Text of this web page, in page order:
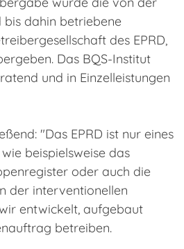
bis dahin betriebene
des EPRD,
Das BQS-Institut
und in Einzelleistungen
"Das EPRD ist nur eines
beispielsweise das
oder auch die
der interventionellen
entwickelt, aufgebaut
betreiben.